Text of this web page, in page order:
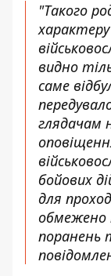
"Такого
видно
саме
глядачам
бойових
для
обмежено
поранень